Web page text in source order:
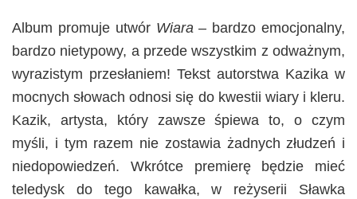
Album promuje utwór Wiara– bardzo emocjonalny,
bardzo nietypowy, a przede wszystkim z odważnym,
wyrazistym przesłaniem! Tekst autorstwa Kazika w
mocnych słowach odnosi się do kwestii wiary i kleru.
Kazik, artysta, który zawsze śpiewa to, o czym
myśli, i tym razem nie zostawia żadnych złudzeń i
niedopowiedzeń. Wkrótce premierę będzie mieć
teledysk do tego kawałka, w reżyserii Sławka